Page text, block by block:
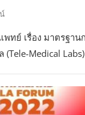
ทย์ เรื่อง มาตรฐาน
Medical